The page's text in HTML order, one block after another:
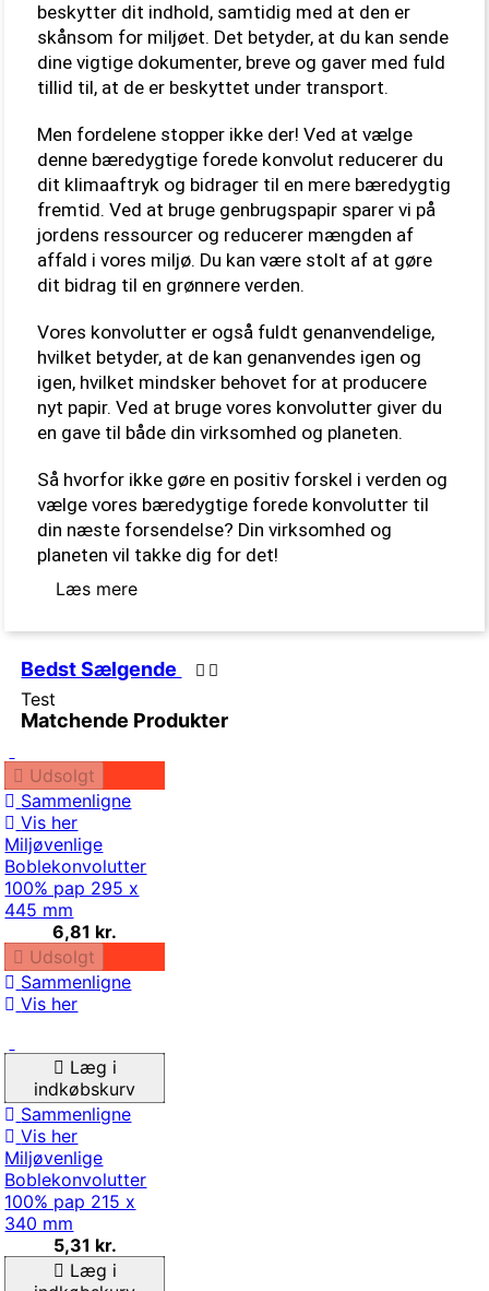
beskytter dit indhold, samtidig med at den er
skånsom for miljøet. Det betyder, at du kan sende
dine vigtige dokumenter, breve og gaver med fuld
tillid til, at de er beskyttet under transport.
Men fordelene stopper ikke der! Ved at vælge
denne bæredygtige forede konvolut reducerer du
dit klimaaftryk og bidrager til en mere bæredygtig
fremtid. Ved at bruge genbrugspapir sparer vi på
jordens ressourcer og reducerer mængden af
affald i vores miljø. Du kan være stolt af at gøre
dit bidrag til en grønnere verden.
Vores konvolutter er også fuldt genanvendelige,
hvilket betyder, at de kan genanvendes igen og
igen, hvilket mindsker behovet for at producere
nyt papir. Ved at bruge vores konvolutter giver du
en gave til både din virksomhed og planeten.
Så hvorfor ikke gøre en positiv forskel i verden og
vælge vores bæredygtige forede konvolutter til
din næste forsendelse? Din virksomhed og
planeten vil takke dig for det!
Læs mere
Bedst Sælgende
Test
Matchende Produkter
Udsolgt
Sammenligne
Vis her
Miljøvenlige
Boblekonvolutter
100% pap 295 x
445 mm
6,81 kr.
Udsolgt
Sammenligne
Vis her
Læg i
indkøbskurv
Sammenligne
Vis her
Miljøvenlige
Boblekonvolutter
100% pap 215 x
340 mm
5,31 kr.
Læg i